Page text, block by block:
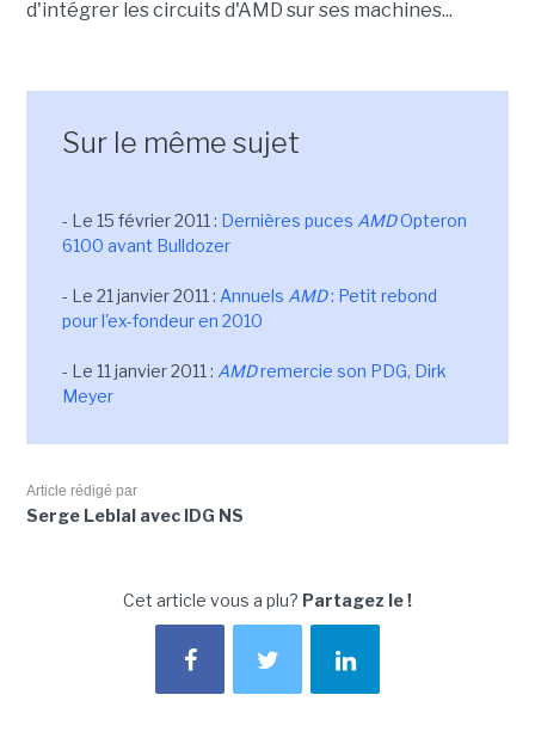
d'intégrer les circuits d'AMD sur ses machines...
Sur le même sujet
- Le 15 février 2011 : Dernières puces AMDOpteron
6100 avant Bulldozer
- Le 21 janvier 2011 : Annuels AMD: Petit rebond
pour l'ex-fondeur en 2010
- Le 11 janvier 2011 : AMDremercie son PDG, Dirk
Meyer
Article rédigé par
Serge Leblal avec IDG NS
Cet article vous a plu? Partagez le !